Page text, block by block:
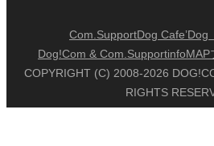
Com.SupportDog Cafe’
Dog!Com & Com.SupportinfoMAP
COPYRIGHT (C) 2008-2026
RIGHTS